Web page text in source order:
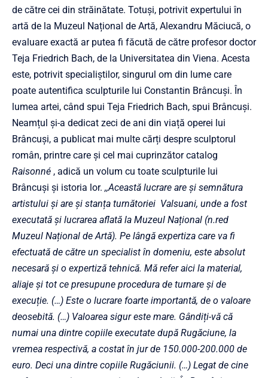
de către cei din străinătate. Totuși, potrivit expertului în
artă de la Muzeul Național de Artă, Alexandru Măciucă, o
evaluare exactă ar putea fi făcută de către profesor doctor
Teja Friedrich Bach, de la Universitatea din Viena. Acesta
este, potrivit specialiștilor, singurul om din lume care
poate autentifica sculpturile lui Constantin Brâncuși. În
lumea artei, când spui Teja Friedrich Bach, spui Brâncuși.
Neamțul și-a dedicat zeci de ani din viață operei lui
Brâncuși, a publicat mai multe cărți despre sculptorul
român, printre care și cel mai cuprinzător catalog
Raisonné , adică un volum cu toate sculpturile lui
Brâncuși și istoria lor. ,,Această lucrare are și semnătura
artistului și are și stanța turnătoriei Valsuani, unde a fost
executată și lucrarea aflată la Muzeul Național (n.red
Muzeul Național de Artă). Pe lângă expertiza care va fi
efectuată de către un specialist în domeniu, este absolut
necesară și o expertiză tehnică. Mă refer aici la material,
aliaje și tot ce presupune procedura de turnare și de
execuție. (…) Este o lucrare foarte importantă, de o valoare
deosebită. (…) Valoarea sigur este mare. Gândiți-vă că
numai una dintre copiile executate după Rugăciune, la
vremea respectivă, a costat în jur de 150.000-200.000 de
euro. Deci una dintre copiile Rugăciunii. (…) Legat de cine